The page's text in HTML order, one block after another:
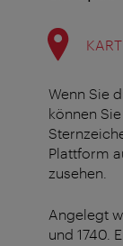
Wenn Sie
können
Plattform
zusehen.
Angelegt
und 1740.